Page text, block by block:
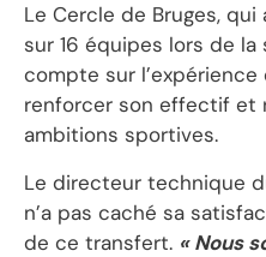
Le Cercle de Bruges, qui
sur 16 équipes lors de
compte sur
renforcer son effectif et
ambitions sportives.
Le directeur technique
n’a pas caché sa
de ce transfert. « Nous